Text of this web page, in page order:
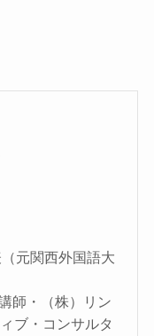
元関西外国語大
師・（株）リン
ブ・コンサルタ